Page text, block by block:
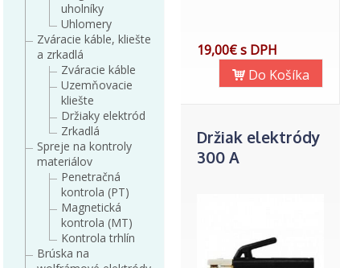
uholníky
Uhlomery
Zváracie káble, kliešte
a zrkadlá
Zváracie káble
Uzemňovacie
kliešte
Držiaky elektród
Zrkadlá
Spreje na kontroly
materiálov
Penetračná
kontrola (PT)
Magnetická
kontrola (MT)
Kontrola trhlín
Brúska na
19,00€ s DPH
Do Košíka
Držiak elektródy
300 A